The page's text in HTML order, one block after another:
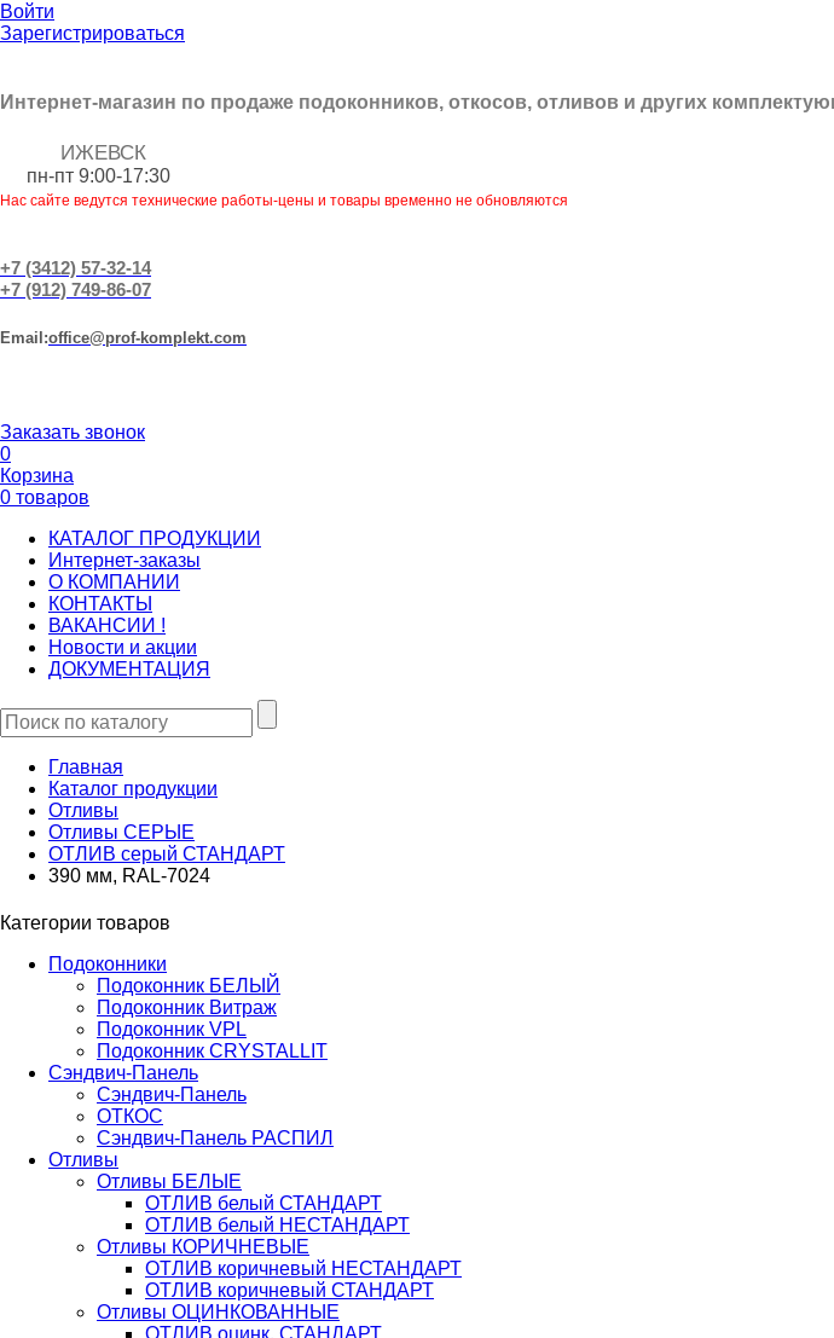
Войти
Зарегистрироваться
Интернет-магазин по продаже подоконников, откосов, отливов и других
ИЖЕВСК
пн-пт 9:00-17:30
Нас сайте ведутся технические работы-цены и товары временно не обновляются
+7 (3412) 57-32-14
+7 (912) 749-86-07
Еmail:office@prof-komplekt.com
Заказать звонок
0
Корзина
0 товаров
КАТАЛОГ ПРОДУКЦИИ
Интернет-заказы
О КОМПАНИИ
КОНТАКТЫ
ВАКАНСИИ !
Новости и акции
ДОКУМЕНТАЦИЯ
Главная
Каталог продукции
Отливы
Отливы СЕРЫЕ
ОТЛИВ серый СТАНДАРТ
390 мм, RAL-7024
Категории товаров
Подоконники
Подоконник БЕЛЫЙ
Подоконник Витраж
Подоконник VPL
Подоконник CRYSTALLIT
Сэндвич-Панель
Сэндвич-Панель
ОТКОС
Сэндвич-Панель РАСПИЛ
Отливы
Отливы БЕЛЫЕ
ОТЛИВ белый СТАНДАРТ
ОТЛИВ белый НЕСТАНДАРТ
Отливы КОРИЧНЕВЫЕ
ОТЛИВ коричневый НЕСТАНДАРТ
ОТЛИВ коричневый СТАНДАРТ
Отливы ОЦИНКОВАННЫЕ
ОТЛИВ оцинк. СТАНДАРТ